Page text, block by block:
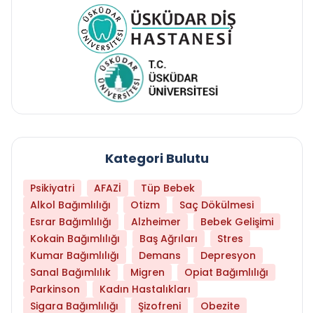
Kategori Bulutu
Psikiyatri AFAZİ
Tüp Bebek
Alkol Bağımlılığı
Otizm
Saç Dökülmesi
Esrar Bağımlılığı
Alzheimer
Bebek Gelişimi
Kokain Bağımlılığı
Baş Ağrıları
Stres
Kumar Bağımlılığı
Demans
Depresyon
Sanal Bağımlılık
Migren
Opiat Bağımlılığı
Parkinson
Kadın Hastalıkları
Sigara Bağımlılığı
Şizofreni Obezite